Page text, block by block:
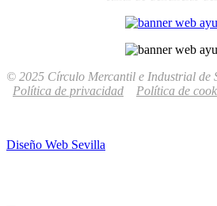
© 2025 Círculo Mercantil e Industrial de
Política de privacidad
Política de
Diseño Web Sevilla